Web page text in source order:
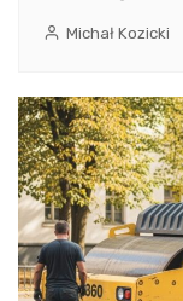
Michał Kozicki